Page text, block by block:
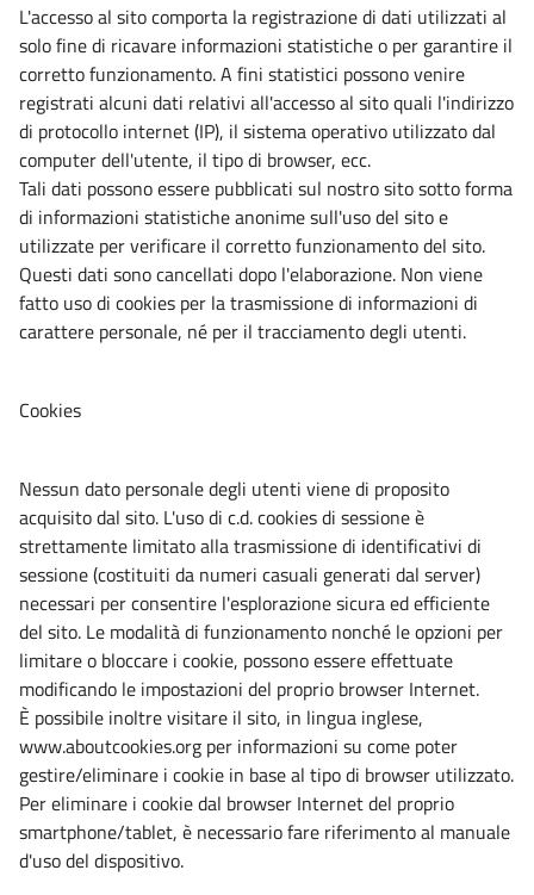
L'accesso al sito comporta la registrazione di dati utilizzati al
solo fine di ricavare informazioni statistiche o per garantire il
corretto funzionamento. A fini statistici possono venire
registrati alcuni dati relativi all'accesso al sito quali l'indirizzo
di protocollo internet (IP), il sistema operativo utilizzato dal
computer dell'utente, il tipo di browser, ecc.
Tali dati possono essere pubblicati sul nostro sito sotto forma
di informazioni statistiche anonime sull'uso del sito e
utilizzate per verificare il corretto funzionamento del sito.
Questi dati sono cancellati dopo l'elaborazione. Non viene
fatto uso di cookies per la trasmissione di informazioni di
carattere personale, né per il tracciamento degli utenti.
Cookies
Nessun dato personale degli utenti viene di proposito
acquisito dal sito. L'uso di c.d. cookies di sessione è
strettamente limitato alla trasmissione di identificativi di
sessione (costituiti da numeri casuali generati dal server)
necessari per consentire l'esplorazione sicura ed efficiente
del sito. Le modalità di funzionamento nonché le opzioni per
limitare o bloccare i cookie, possono essere effettuate
modificando le impostazioni del proprio browser Internet.
È possibile inoltre visitare il sito, in lingua inglese,
www.aboutcookies.org per informazioni su come poter
gestire/eliminare i cookie in base al tipo di browser utilizzato.
Per eliminare i cookie dal browser Internet del proprio
smartphone/tablet, è necessario fare riferimento al manuale
d'uso del dispositivo.